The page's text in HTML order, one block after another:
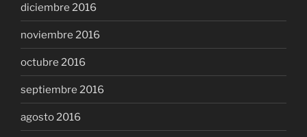
diciembre 2016
noviembre 2016
octubre 2016
septiembre 2016
agosto 2016